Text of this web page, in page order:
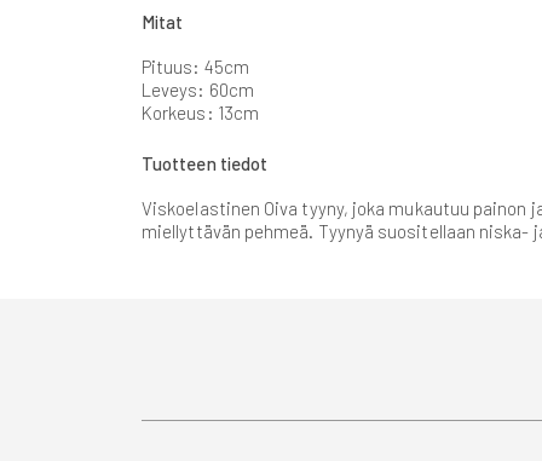
Mitat
Pituus: 45cm
Leveys: 60cm
Korkeus: 13cm
Tuotteen tiedot
Viskoelastinen Oiva tyyny, joka mukautuu
miellyttävän pehmeä. Tyynyä suositellaan niska-